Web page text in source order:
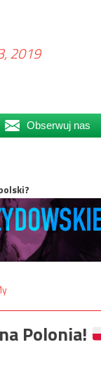
2019
Obserwuj nas
Polonia!